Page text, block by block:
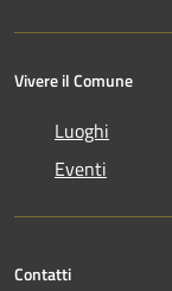
Vivere il Comune
Luoghi
Eventi
Contatti